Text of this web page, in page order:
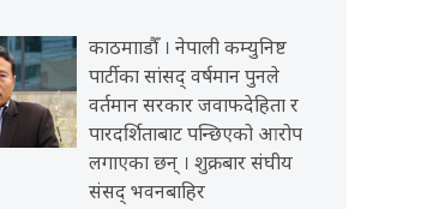
काठमााडौँ । नेपाली कम्युनिष्ट
पार्टीका सांसद् वर्षमान पुनले
वर्तमान सरकार जवाफदेहिता र
पारदर्शिताबाट पन्छिएको आरोप
लगाएका छन् । शुक्रबार संघीय
संसद् भवनबाहिर